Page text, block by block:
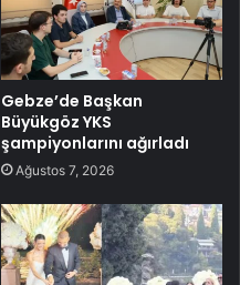
Gebze’de Başkan
Büyükgöz YKS
şampiyonlarını ağırladı
Ağustos 7, 2026